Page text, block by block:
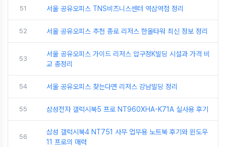
51 서울 공유오피스 TNS비즈니스센터 역삼역점 정리
52 서울 공유오피스 추천 종로 리저스 한올타워 최신 정보 정리
53
서울 공유오피스 가이드 리저스 압구정K빌딩 시설과 가격 비
교 총정리
54 서울 공유오피스 찾는다면 리저스 강남빌딩 정리
55 삼성전자 갤럭시북5 프로 NT960XHA-K71A 실사용 후기
56
삼성 갤럭시북4 NT751 사무 업무용 노트북 후기와 윈도우
11 프로의 매력